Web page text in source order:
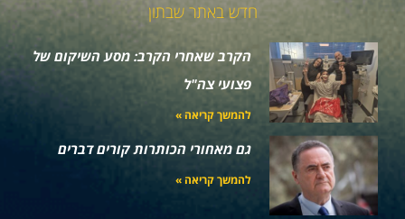
חדש באתר שבתון
הקרב שאחרי הקרב: מסע השיקום של
פצועי צה"ל
להמשך קריאה »
גם מאחורי הכותרות קורים דברים
להמשך קריאה »